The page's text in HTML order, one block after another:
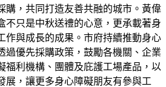
購，共同打造友善共融的城市。黃偉
不只是中秋送禮的心意，更承載著身
作與成長的成果。市府持續推動身心
過優先採購政策，鼓勵各機關、企業
福利機構、團體及庇護工場產品，以
展，讓更多身心障礙朋友有參與工